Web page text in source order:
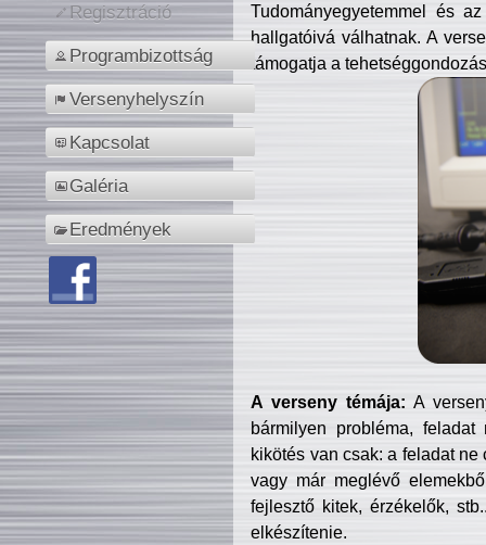
Regisztráció
Programbizottság
Versenyhelyszín
Kapcsolat
Galéria
Eredmények
Tudományegyetemmel és
hallgatóivá válhatnak. A
támogatja a
A verseny témája: A
bármilyen probléma, feladat
kikötés van csak: a feladat
vagy már meglévő
fejlesztő kitek, érzékelők,
elkészítenie.